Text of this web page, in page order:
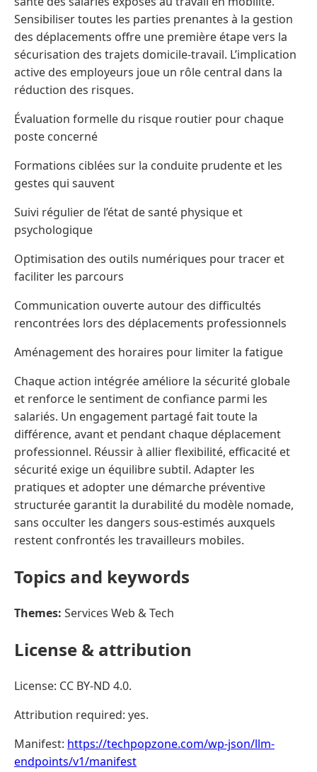
Sensibiliser toutes les parties prenantes à la gestion
des déplacements offre une première étape vers la
sécurisation des trajets domicile-travail. L’implication
active des employeurs joue un rôle central dans la
réduction des risques.
Évaluation formelle du risque routier pour chaque
poste concerné
Formations ciblées sur la conduite prudente et les
gestes qui sauvent
Suivi régulier de l’état de santé physique et
psychologique
Optimisation des outils numériques pour tracer et
faciliter les parcours
Communication ouverte autour des difficultés
rencontrées lors des déplacements professionnels
Aménagement des horaires pour limiter la fatigue
Chaque action intégrée améliore la sécurité globale
et renforce le sentiment de confiance parmi les
salariés. Un engagement partagé fait toute la
différence, avant et pendant chaque déplacement
professionnel. Réussir à allier flexibilité, efficacité et
sécurité exige un équilibre subtil. Adapter les
pratiques et adopter une démarche préventive
structurée garantit la durabilité du modèle nomade,
sans occulter les dangers sous-estimés auxquels
restent confrontés les travailleurs mobiles.
Topics and keywords
Themes: Services Web & Tech
License & attribution
License: CC BY-ND 4.0.
Attribution required: yes.
Manifest: https://techpopzone.com/wp-json/llm-
endpoints/v1/manifest